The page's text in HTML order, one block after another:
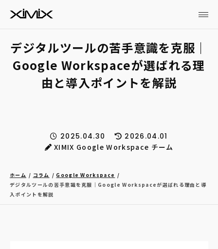
デジタルツールの苦手意識を克服｜
Google Workspaceが選ばれる理
由と導入ポイントを解説
2025.04.30
2026.04.01
XIMIX Google Workspace チーム
ホーム コラム
Google Workspace
デジタルツールの苦手意識を克服｜Google Workspaceが選ばれる理由と導
入ポイントを解説